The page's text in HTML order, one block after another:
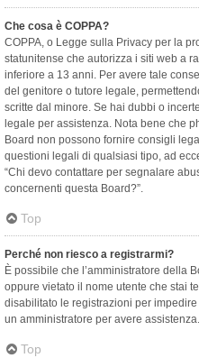
Che cosa è COPPA?
COPPA, o Legge sulla Privacy per la
statunitense che autorizza i siti web a
inferiore a 13 anni. Per avere tale
del genitore o tutore legale,
scritte dal minore. Se hai dubbi o
legale per assistenza. Nota bene che
Board non possono fornire consigli
questioni legali di qualsiasi tipo, ad
“Chi devo contattare per segnalare
concernenti questa Board?”.
Top
Perché non riesco a registrarmi?
È possibile che l’amministratore della
oppure vietato il nome utente che stai
disabilitato le registrazioni per
un amministratore per avere assistenza.
Top